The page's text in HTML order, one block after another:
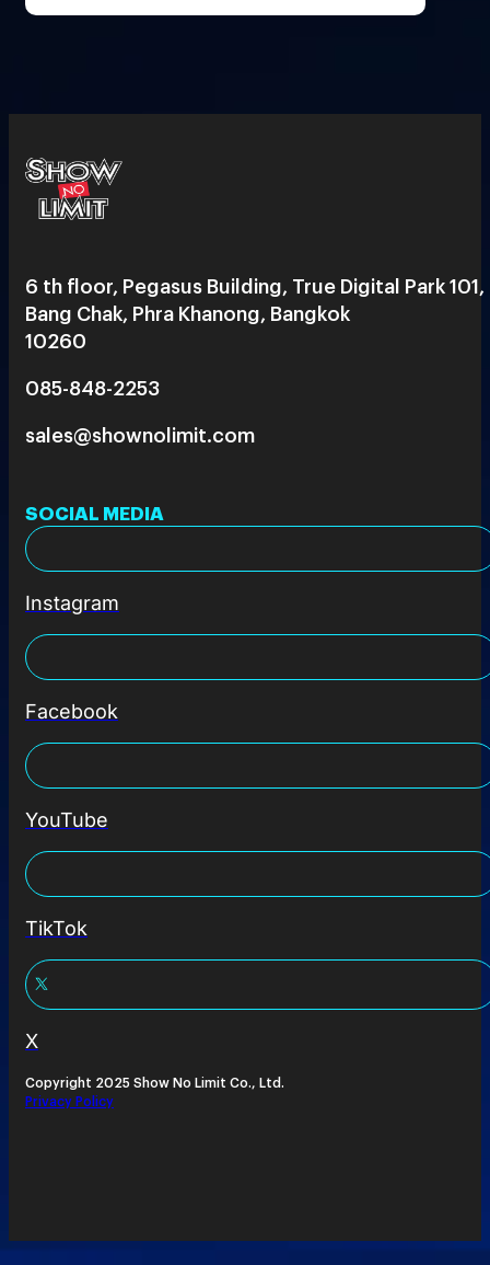
6 th floor, Pegasus Building, True Digital Park 101,
Bang Chak, Phra Khanong, Bangkok
10260
085-848-2253
sales@shownolimit.com
SOCIAL MEDIA
Instagram
Facebook
YouTube
TikTok
X
Copyright 2025 Show No Limit Co., Ltd.
Privacy Policy